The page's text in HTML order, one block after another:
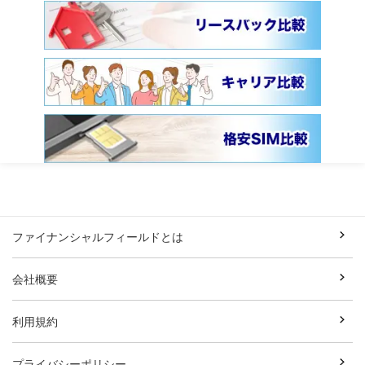
ファイナンシャルフィールドとは
会社概要
利用規約